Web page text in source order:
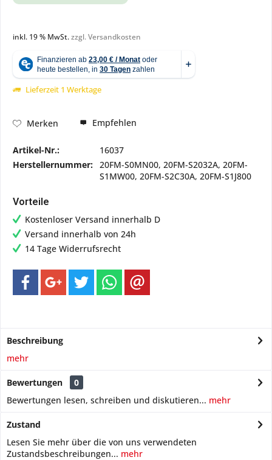
inkl. 19 % MwSt.zzgl. Versandkosten
Lieferzeit 1 Werktage
Merken Empfehlen
Artikel-Nr.:
16037
Herstellernummer: 20FM-S0MN00, 20FM-S2032A, 20FM-
S1MW00, 20FM-S2C30A, 20FM-S1J800
Vorteile
Kostenloser Versand innerhalb D
Versand innerhalb von 24h
14 Tage Widerrufsrecht
Beschreibung
mehr
Bewertungen
0
Bewertungen lesen, schreiben und diskutieren... mehr
Zustand
Lesen Sie mehr über die von uns verwendeten
Zustandsbeschreibungen... mehr